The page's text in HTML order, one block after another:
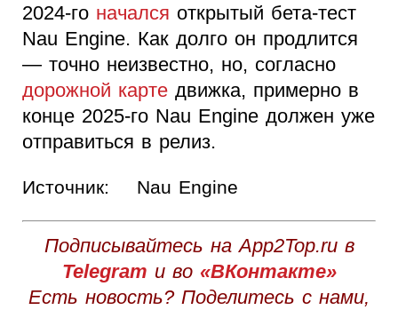
2024-го начался открытый бета-тест
Nau Engine. Как долго он продлится
— точно неизвестно, но, согласно
дорожной карте движка, примерно в
конце 2025-го Nau Engine должен уже
отправиться в релиз.
Источник: Nau Engine
Подписывайтесь на App2Top.ru в
Telegram и во «ВКонтакте»
Есть новость? Поделитесь с нами,